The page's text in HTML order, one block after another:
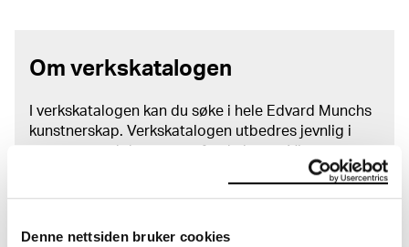
Denne nettsiden bruker cookies
Om verkskatalogen
I verkskatalogen kan du søke i hele Edvard Munchs
kunstnerskap. Verkskatalogen utbedres jevnlig i
museumsobjekter, inkludert nærmere 27 000 unike